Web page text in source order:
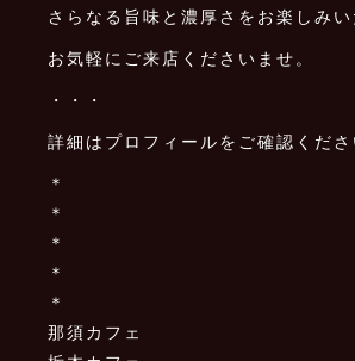
さらなる旨味と濃厚さをお楽しみい
お気軽にご来店くださいませ。
・・・
詳細はプロフィールをご確認くださ
＊
＊
＊
＊
＊
那須カフェ